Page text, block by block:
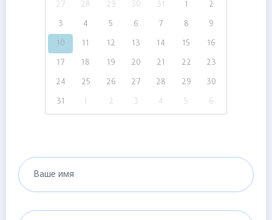
27 28 29 30 31 1 2
3 4 5 6 7 8 9
10 11 12 13 14 15 16
17 18 19 20 21 22 23
24 25 26 27 28 29 30
31 1 2 3 4 5 6
Ваше имя